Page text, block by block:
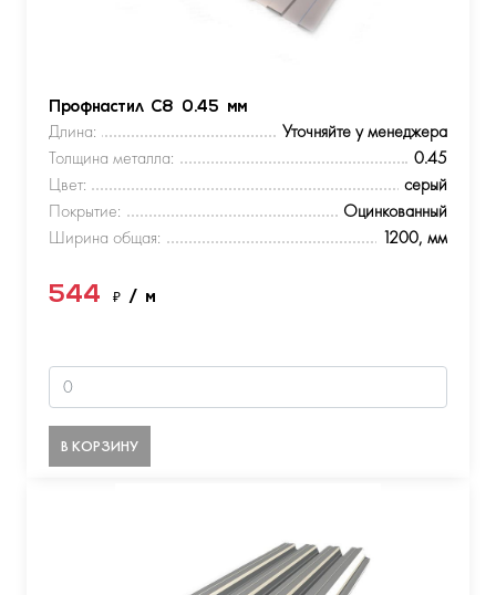
Профнастил С8 0.45 мм
Длина:
Уточняйте у менеджера
Толщина металла:
0.45
Цвет:
серый
Покрытие:
Оцинкованный
Ширина общая:
1200, мм
544 ₽ / м
В КОРЗИНУ